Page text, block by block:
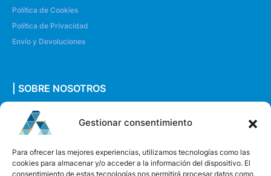
Gestionar consentimiento
Para ofrecer las mejores experiencias, utilizamos tecnologías como las
cookies para almacenar y/o acceder a la información del dispositivo. El
consentimiento de estas tecnologías nos permitirá procesar datos como
Política de Cookies
Política de Privacidad
Envío y Devoluciones
| SOBRE NOSOTROS
Quiénes somos
Envíanos un mensaje